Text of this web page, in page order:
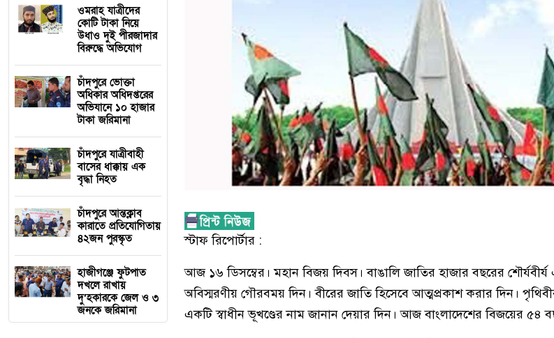
ওমরাহ যাত্রীদের
কোটি টাকা নিয়ে
উধাও দুই পীরজাদার
বিরুদ্ধে অভিযোগ
চাঁদপুরে ভোক্তা
অধিকার অধিদপ্তরের
অভিযানে ১০ হাজার
টাকা জরিমানা
চাঁদপুরে যাত্রীবাহী
বাসের ধাক্কায় এক
বৃদ্ধা নিহত
চাঁদপুরে আন্তক্লাব
কারাতে প্রতিযোগিতায়
৪২জন পুরস্কৃত
হাজীগঞ্জে ফুটপাত
দখলে রাখায়
দু’হকারকে জেল ও ৩
জনকে জরিমানা
স্টাফ রিপোর্টার :
আজ ১৬ ডিসম্বের। মহান বিজয় দিবস। বাঙালি জাতির হাজার বছরের শৌর্যবীর্য
অবিস্মরণীয় গৌরবময় দিন। বীরের জাতি হিসেবে আত্মপ্রকাশ করার দিন।
একটি স্বাধীন ভূখণ্ডের নাম জানান দেয়ার দিন। আজ বাংলাদেশের বিজয়ের ৫৪